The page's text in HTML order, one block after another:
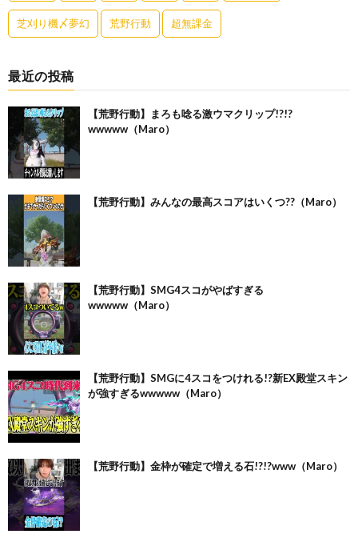
芝刈り機〆夢幻 荒野行動 超無課金
最近の投稿
【荒野行動】まろも唸る激ウマクリップ!?!?
wwwww（Maro）
【荒野行動】みんなの最高スコアはいくつ??（Maro）
【荒野行動】SMG4スコがやばすぎる
wwwww（Maro）
【荒野行動】SMGに4スコをつけれる!?新EX殿堂スキン
が強すぎるwwwww（Maro）
【荒野行動】金枠が確定で増える石!?!?www（Maro）